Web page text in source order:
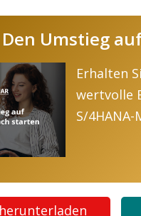
Umstieg
Erhalten
wertvolle
S/